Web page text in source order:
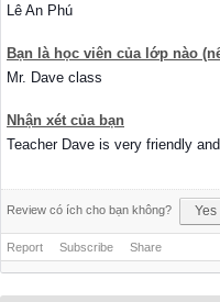
Lê An Phú
Bạn là học viên của lớp nào
Mr. Dave class
Nhận xét của bạn
Teacher Dave is very friendly
Review có ích cho bạn không? Yes
Report Subscribe Share